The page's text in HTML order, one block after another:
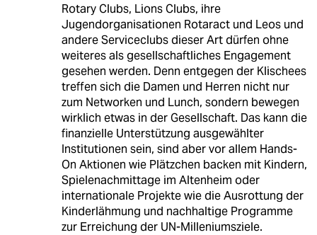
Rotary Clubs, Lions Clubs, ihre
Jugendorganisationen Rotaract und Leos und
andere Serviceclubs dieser Art dürfen ohne
weiteres als gesellschaftliches Engagement
gesehen werden. Denn entgegen der Klischees
treffen sich die Damen und Herren nicht nur
zum Networken und Lunch, sondern bewegen
wirklich etwas in der Gesellschaft. Das kann die
finanzielle Unterstützung ausgewählter
Institutionen sein, sind aber vor allem Hands-
On Aktionen wie Plätzchen backen mit Kindern,
Spielenachmittage im Altenheim oder
internationale Projekte wie die Ausrottung der
Kinderlähmung und nachhaltige Programme
zur Erreichung der UN-Milleniumsziele.